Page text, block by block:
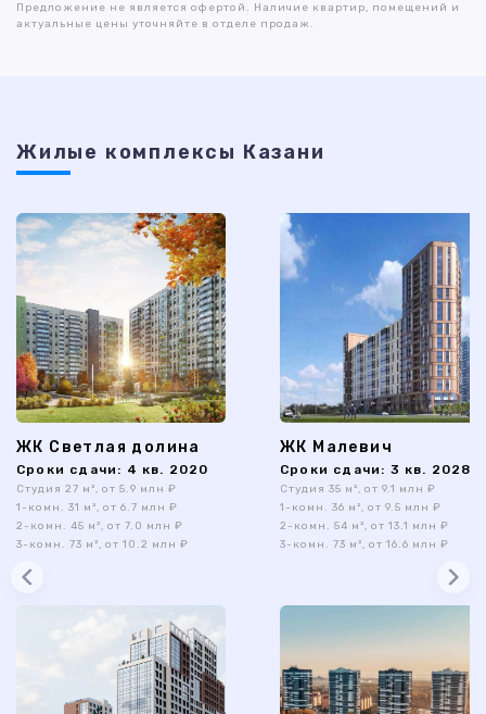
Предложение не является офертой. Наличие квартир, помещений и
актуальные цены уточняйте в отделе продаж.
Жилые комплексы Казани
ЖК Светлая долина
Сроки сдачи: 4 кв. 2020
Студия 27 м², от 5.9 млн ₽
1-комн. 31 м², от 6.7 млн ₽
2-комн. 45 м², от 7.0 млн ₽
3-комн. 73 м², от 10.2 млн ₽
ЖК Малевич
Сроки сдачи: 3 кв. 2028
Студия 35 м², от 9.1 млн ₽
1-комн. 36 м², от 9.5 млн ₽
2-комн. 54 м², от 13.1 млн ₽
3-комн. 73 м², от 16.6 млн ₽